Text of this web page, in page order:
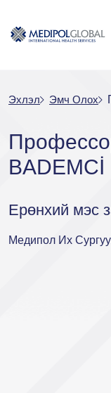
Эхлэл Эмч Oлох
BADEMCİ
Eрөнхий мэс
Медипол Их